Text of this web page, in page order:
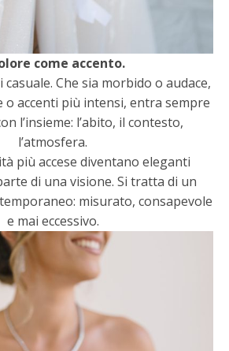
come accento.
Che sia morbido o audace,
accenti più intensi, entra sempre
l’insieme: l’abito, il contesto,
l’atmosfera.
più accese diventano eleganti
di una visione. Si tratta di un
misurato, consapevole
e mai eccessivo.